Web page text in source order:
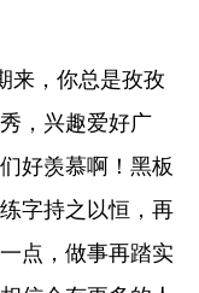
来，你总是孜孜
，兴趣爱好广
好羡慕啊！黑板
字持之以恒，再
点，做事再踏实